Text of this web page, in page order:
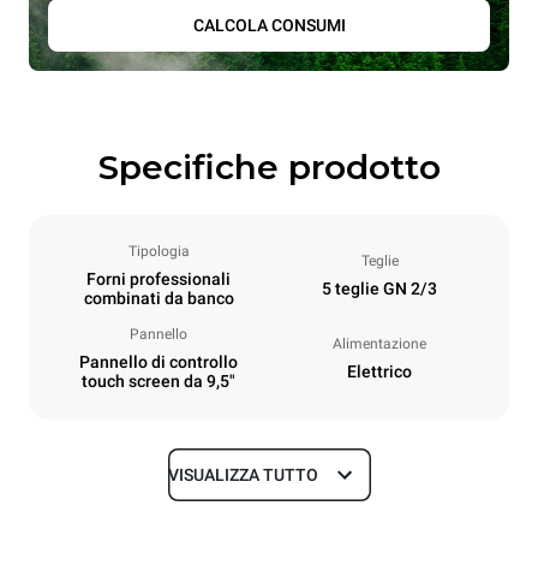
CALCOLA CONSUMI
Specifiche prodotto
Tipologia
Forni professionali
combinati da banco
Teglie
5 teglie GN 2/3
Pannello
Pannello di controllo
touch screen da 9,5"
Alimentazione
Elettrico
Dimensioni
VISUALIZZA TUTTO